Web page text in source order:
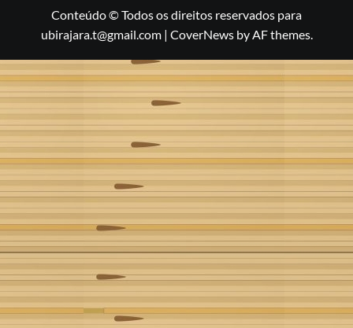
Conteúdo © Todos os direitos reservados para
ubirajara.t@gmail.com | CoverNewsby AF themes.